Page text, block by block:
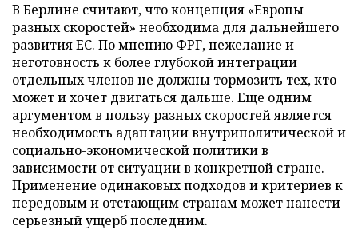
В Берлине считают, что концепция «Европы
разных скоростей» необходима для дальнейшего
развития ЕС. По мнению ФРГ, нежелание и
неготовность к более глубокой интеграции
отдельных членов не должны тормозить тех, кто
может и хочет двигаться дальше. Еще одним
аргументом в пользу разных скоростей является
необходимость адаптации внутриполитической и
социально-экономической политики в
зависимости от ситуации в конкретной стране.
Применение одинаковых подходов и критериев к
передовым и отстающим странам может нанести
серьезный ущерб последним.